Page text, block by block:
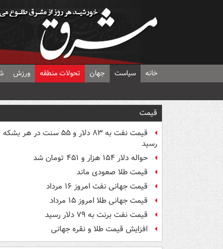
خانه سیاست جهان تحولات منطقه ورزش
قیمت
قیمت نفت به ۸۳ دلار و ۵۵ سنت در هر بشکه
رسید
حواله دلار ۱۵۴ هزار و ۴۵۱ تومان شد
قیمت طلا صعودی ماند
قیمت جهانی نفت امروز ۱۶ مرداد
قیمت جهانی طلا امروز ۱۵ مرداد
قیمت نفت برنت به ۷۹ دلار رسید
افزایش قیمت طلا و نقره جهانی